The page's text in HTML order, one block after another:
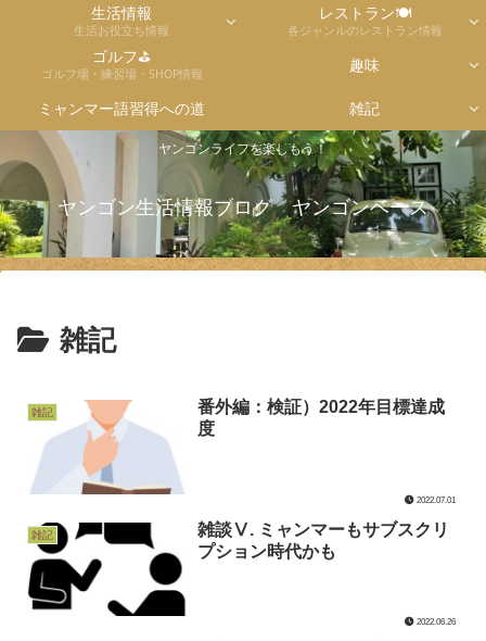
ヤンゴンライフを楽しもう！
ヤンゴン生活情報ブログ ヤンゴンベース
生活情報
生活お役立ち情報
レストラン🍽
各ジャンルのレストラン情報
ゴルフ⛳
ゴルフ場・練習場・SHOP情報 趣味
ミャンマー語習得への道 雑記
雑記
雑記
番外編：検証）2022年目標達成
度
2022.07.01
雑記
雑談Ⅴ. ミャンマーもサブスクリ
プション時代かも
2022.06.26